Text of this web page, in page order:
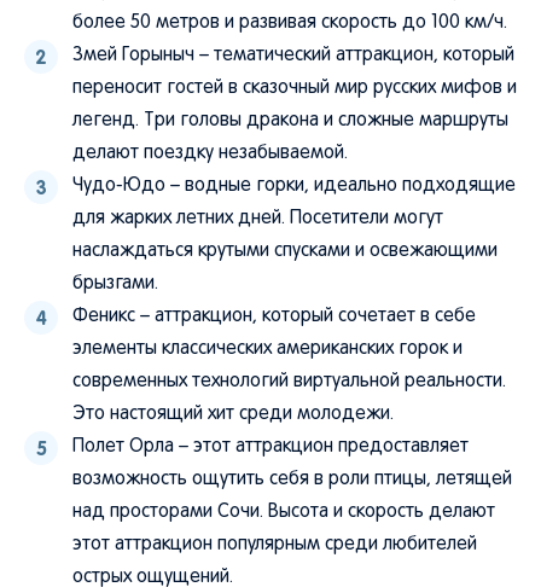
более 50 метров и развивая скорость до 100 км/ч.
Змей Горыныч – тематический аттракцион, который
переносит гостей в сказочный мир русских мифов и
легенд. Три головы дракона и сложные маршруты
делают поездку незабываемой.
Чудо-Юдо – водные горки, идеально подходящие
для жарких летних дней. Посетители могут
наслаждаться крутыми спусками и освежающими
брызгами.
Феникс – аттракцион, который сочетает в себе
элементы классических американских горок и
современных технологий виртуальной реальности.
Это настоящий хит среди молодежи.
Полет Орла – этот аттракцион предоставляет
возможность ощутить себя в роли птицы, летящей
над просторами Сочи. Высота и скорость делают
этот аттракцион популярным среди любителей
острых ощущений.